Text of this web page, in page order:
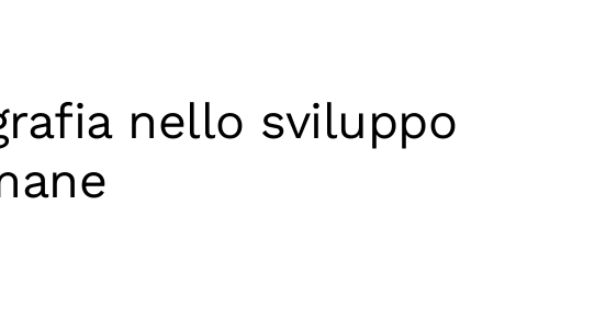
nello sviluppo